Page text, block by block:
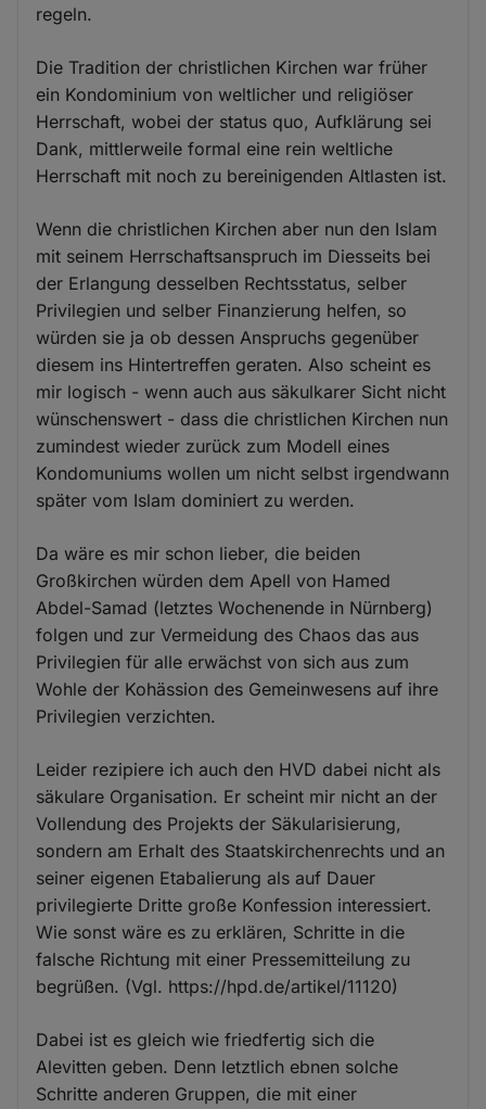
regeln.
Die Tradition der christlichen Kirchen war früher
ein Kondominium von weltlicher und religiöser
Herrschaft, wobei der status quo, Aufklärung sei
Dank, mittlerweile formal eine rein weltliche
Herrschaft mit noch zu bereinigenden Altlasten ist.
Wenn die christlichen Kirchen aber nun den Islam
mit seinem Herrschaftsanspruch im Diesseits bei
der Erlangung desselben Rechtsstatus, selber
Privilegien und selber Finanzierung helfen, so
würden sie ja ob dessen Anspruchs gegenüber
diesem ins Hintertreffen geraten. Also scheint es
mir logisch - wenn auch aus säkulkarer Sicht nicht
wünschenswert - dass die christlichen Kirchen nun
zumindest wieder zurück zum Modell eines
Kondomuniums wollen um nicht selbst irgendwann
später vom Islam dominiert zu werden.
Da wäre es mir schon lieber, die beiden
Großkirchen würden dem Apell von Hamed
Abdel-Samad (letztes Wochenende in Nürnberg)
folgen und zur Vermeidung des Chaos das aus
Privilegien für alle erwächst von sich aus zum
Wohle der Kohässion des Gemeinwesens auf ihre
Privilegien verzichten.
Leider rezipiere ich auch den HVD dabei nicht als
säkulare Organisation. Er scheint mir nicht an der
Vollendung des Projekts der Säkularisierung,
sondern am Erhalt des Staatskirchenrechts und an
seiner eigenen Etabalierung als auf Dauer
privilegierte Dritte große Konfession interessiert.
Wie sonst wäre es zu erklären, Schritte in die
falsche Richtung mit einer Pressemitteilung zu
begrüßen. (Vgl. https://hpd.de/artikel/11120)
Dabei ist es gleich wie friedfertig sich die
Alevitten geben. Denn letztlich ebnen solche
Schritte anderen Gruppen, die mit einer